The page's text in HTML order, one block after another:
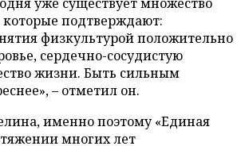
которые подтверждают:
физкультурой положительно
сердечно-сосудистую
жизни. Быть сильным
– отметил он.
именно поэтому «Единая
многих лет